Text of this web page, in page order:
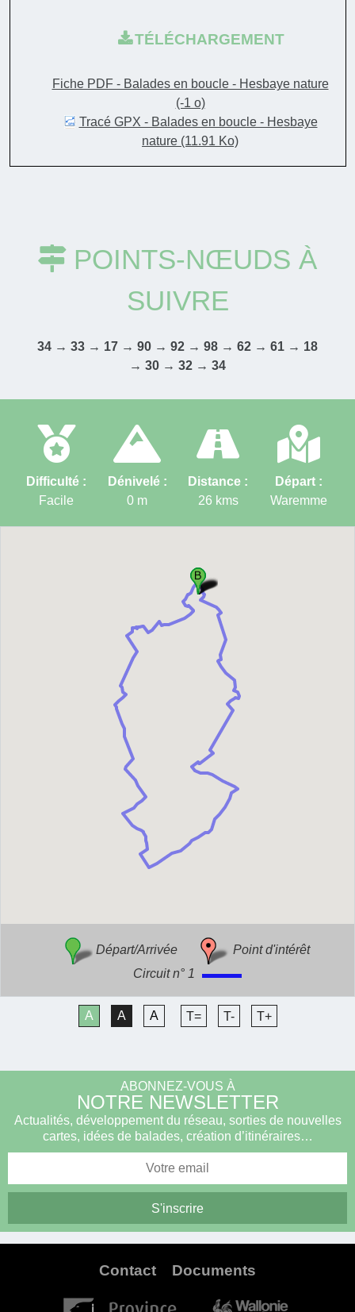
TÉLÉCHARGEMENT
Fiche PDF - Balades en boucle - Hesbaye nature
(-1 o)
Tracé GPX - Balades en boucle - Hesbaye
nature (11.91 Ko)
Départ/Arrivée
Point d'intérêt
Circuit n° 1
POINTS-NŒUDS À
SUIVRE
34 → 33 → 17 → 90 → 92 → 98 → 62 → 61 → 18
→ 30 → 32 → 34
Difficulté :
Facile
Dénivelé :
0 m
Distance :
26 kms
Départ :
Waremme
A A A T= T- T+
ABONNEZ-VOUS À
NOTRE NEWSLETTER
Actualités, développement du réseau, sorties de nouvelles
cartes, idées de balades, création d’itinéraires…
Contact Documents